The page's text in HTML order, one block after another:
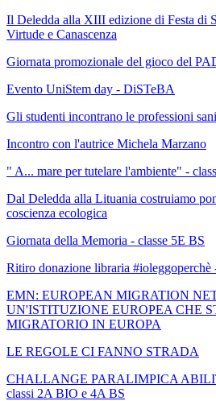
Il Deledda alla XIII edizione di Festa di
Virtude e Canascenza
Giornata promozionale del gioco del
Evento UniStem day - DiSTeBA
Gli studenti incontrano le professioni
Incontro con l'autrice Michela Marzano
" A... mare per tutelare l'ambiente" -
Dal Deledda alla Lituania costruiamo
coscienza ecologica
Giornata della Memoria - classe 5E BS
Ritiro donazione libraria #ioleggoperchè
EMN: EUROPEAN MIGRATION
UN'ISTITUZIONE EUROPEA CHE
MIGRATORIO IN EUROPA
LE REGOLE CI FANNO STRADA
CHALLANGE PARALIMPICA
classi 2A BIO e 4A BS